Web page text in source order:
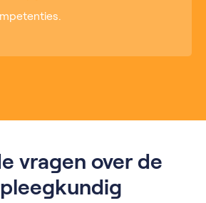
vragen over de